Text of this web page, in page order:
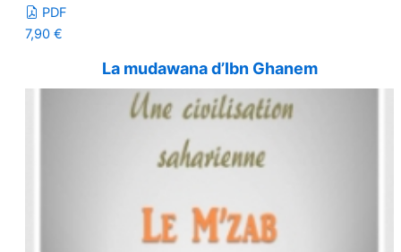
PDF
7,90 €
La mudawana d’Ibn Ghanem